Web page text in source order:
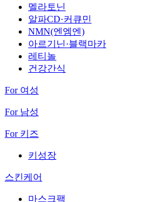
멜라토닌
알파CD·커큐민
NMN(엔엠엔)
아르기닌·블랙마카
레티놀
건강간식
For 여성
For 남성
For 키즈
키성장
스킨케어
마스크팩